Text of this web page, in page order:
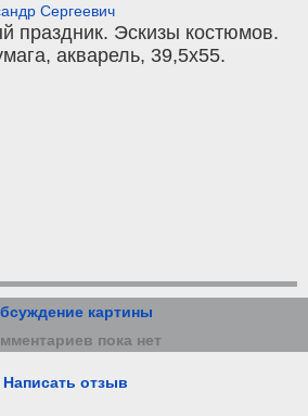
Сергеевич
праздник. Эскизы костюмов.
, акварель, 39,5x55.
картины
пока нет
Написать отзыв